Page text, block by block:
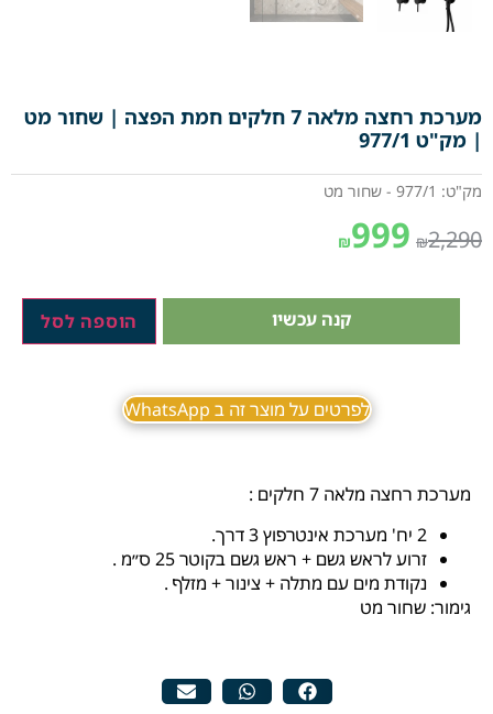
מערכת רחצה מלאה 7 חלקים חמת הפצה | שחור מט
| מק"ט 977/1
מק"ט: 977/1 - שחור מט
₪2,290
₪999
קנה עכשיו הוספה לסל
לפרטים על מוצר זה ב WhatsApp
מערכת רחצה מלאה 7 חלקים :
2 יח' מערכת אינטרפוץ 3 דרך.
זרוע לראש גשם + ראש גשם בקוטר 25 ס״מ .
נקודת מים עם מתלה + צינור + מזלף .
גימור: שחור מט